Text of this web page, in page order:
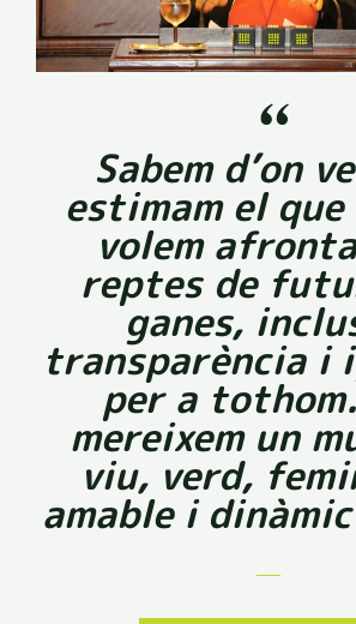
“
Sabem d’on
estimam el
volem
reptes de
ganes,
transparència i
per a
mereixem un
viu, verd,
amable i